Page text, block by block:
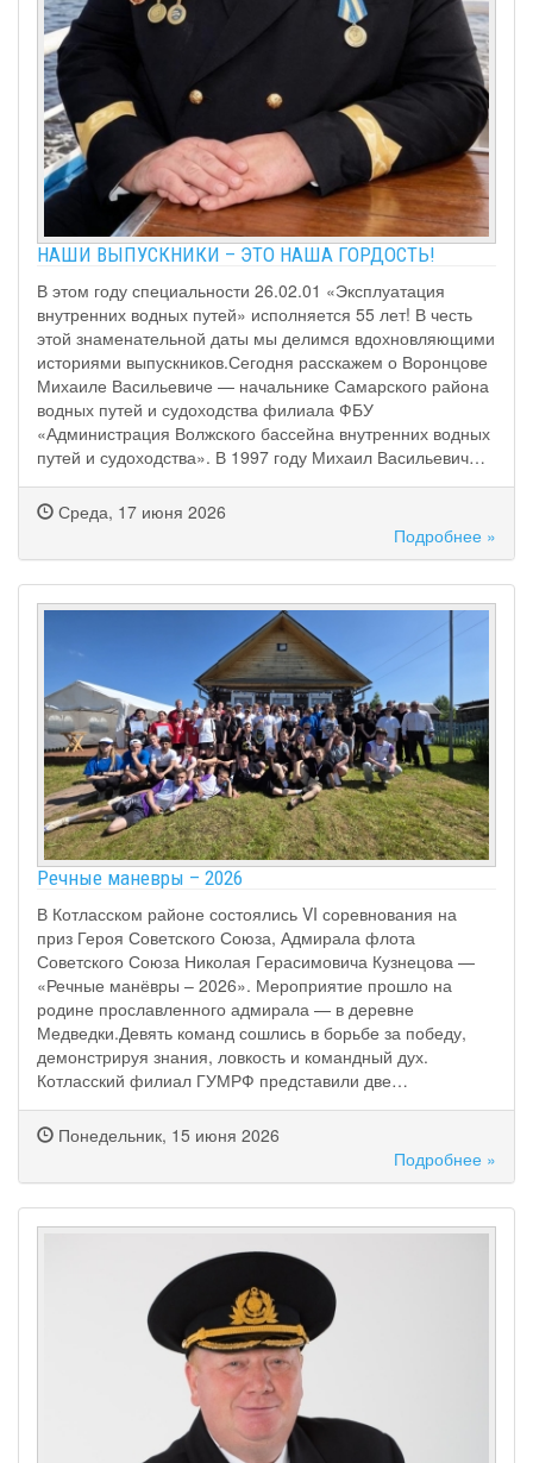
НАШИ ВЫПУСКНИКИ – ЭТО НАША ГОРДОСТЬ!
В этом году специальности 26.02.01 «Эксплуатация
внутренних водных путей» исполняется 55 лет! В честь
этой знаменательной даты мы делимся вдохновляющими
историями выпускников.Сегодня расскажем о Воронцове
Михаиле Васильевиче — начальнике Самарского района
водных путей и судоходства филиала ФБУ
«Администрация Волжского бассейна внутренних водных
путей и судоходства». В 1997 году Михаил Васильевич…
Среда, 17 июня 2026
Подробнее »
Речные маневры – 2026
В Котласском районе состоялись VI соревнования на
приз Героя Советского Союза, Адмирала флота
Советского Союза Николая Герасимовича Кузнецова —
«Речные манёвры – 2026». Мероприятие прошло на
родине прославленного адмирала — в деревне
Медведки.Девять команд сошлись в борьбе за победу,
демонстрируя знания, ловкость и командный дух.
Котласский филиал ГУМРФ представили две…
Понедельник, 15 июня 2026
Подробнее »